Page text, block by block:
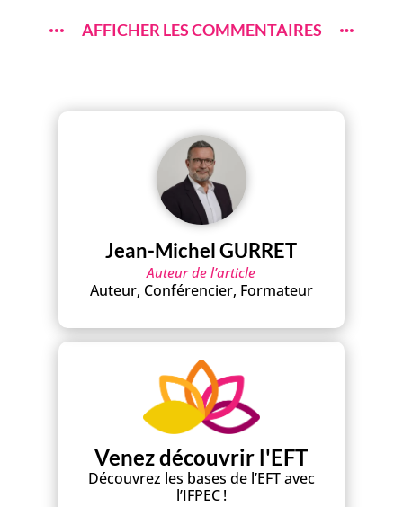
AFFICHER LES COMMENTAIRES
Jean-Michel GURRET
Auteur de l’article
Auteur, Conférencier, Formateur
Venez découvrir l'EFT
Découvrez les bases de l’EFT avec
l’IFPEC !